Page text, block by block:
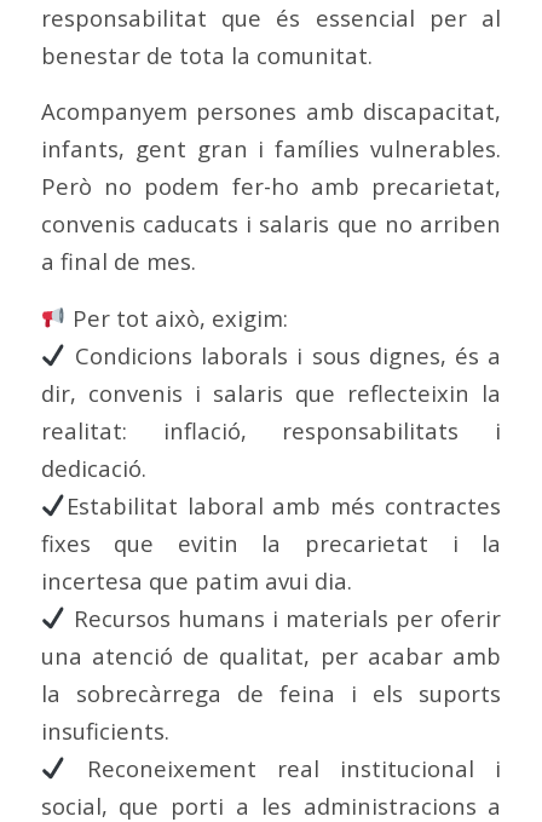
responsabilitat que és essencial per al
benestar de tota la comunitat.
Acompanyem persones amb discapacitat,
infants, gent gran i famílies vulnerables.
Però no podem fer-ho amb precarietat,
convenis caducats i salaris que no arriben
a final de mes.
Per tot això, exigim:
Condicions laborals i sous dignes, és a
dir, convenis i salaris que reflecteixin la
realitat: inflació, responsabilitats i
dedicació.
Estabilitat laboral amb més contractes
fixes que evitin la precarietat i la
incertesa que patim avui dia.
Recursos humans i materials per oferir
una atenció de qualitat, per acabar amb
la sobrecàrrega de feina i els suports
insuficients.
Reconeixement real institucional i
social, que porti a les administracions a